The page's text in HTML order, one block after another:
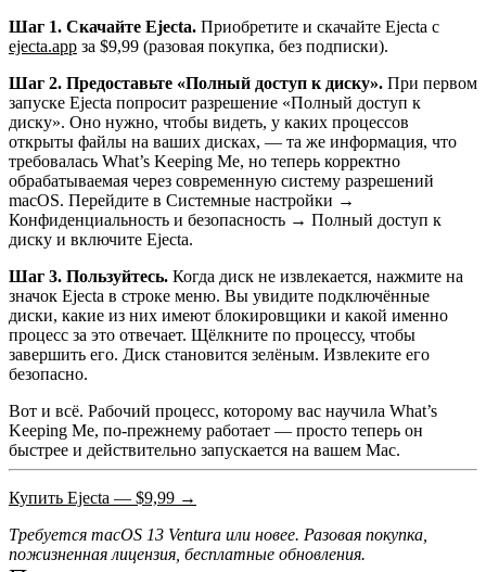
Шаг 1. Скачайте Ejecta. Приобретите и скачайте Ejecta с
ejecta.app за $9,99 (разовая покупка, без подписки).
Шаг 2. Предоставьте «Полный доступ к диску». При первом
запуске Ejecta попросит разрешение «Полный доступ к
диску». Оно нужно, чтобы видеть, у каких процессов
открыты файлы на ваших дисках, — та же информация, что
требовалась What’s Keeping Me, но теперь корректно
обрабатываемая через современную систему разрешений
macOS. Перейдите в Системные настройки →
Конфиденциальность и безопасность → Полный доступ к
диску и включите Ejecta.
Шаг 3. Пользуйтесь. Когда диск не извлекается, нажмите на
значок Ejecta в строке меню. Вы увидите подключённые
диски, какие из них имеют блокировщики и какой именно
процесс за это отвечает. Щёлкните по процессу, чтобы
завершить его. Диск становится зелёным. Извлеките его
безопасно.
Вот и всё. Рабочий процесс, которому вас научила What’s
Keeping Me, по-прежнему работает — просто теперь он
быстрее и действительно запускается на вашем Mac.
Купить Ejecta — $9,99 →
Требуется macOS 13 Ventura или новее. Разовая покупка,
пожизненная лицензия, бесплатные обновления.